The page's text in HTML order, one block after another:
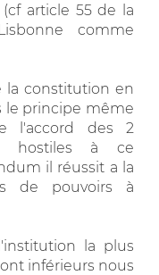
article 55 de la
comme
la constitution en
le principe même
l'accord des 2
hostiles à ce
il réussit a la
de pouvoirs à
la plus
inférieurs nous